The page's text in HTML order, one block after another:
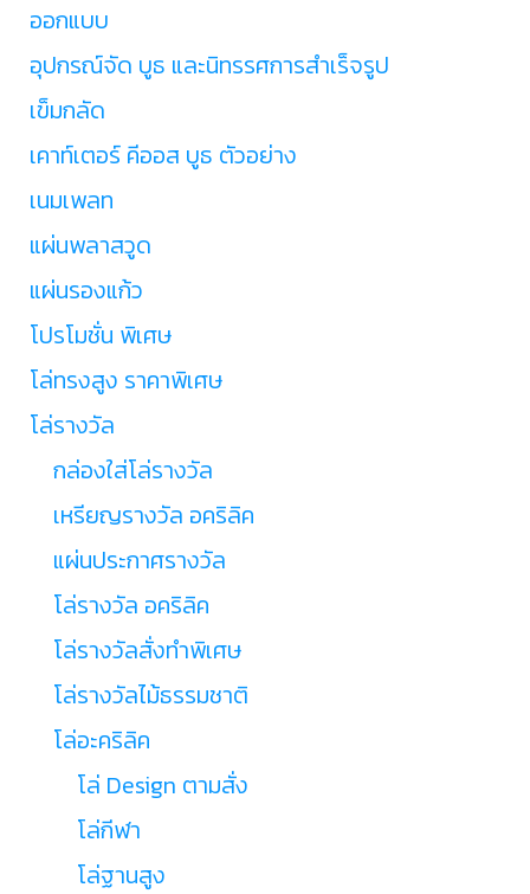
ออกแบบ
อุปกรณ์จัด บูธ และนิทรรศการสำเร็จรูป
เข็มกลัด
เคาท์เตอร์ คีออส บูธ ตัวอย่าง
เนมเพลท
แผ่นพลาสวูด
แผ่นรองแก้ว
โปรโมชั่น พิเศษ
โล่ทรงสูง ราคาพิเศษ
โล่รางวัล
กล่องใส่โล่รางวัล
เหรียญรางวัล อคริลิค
แผ่นประกาศรางวัล
โล่รางวัล อคริลิค
โล่รางวัลสั่งทำพิเศษ
โล่รางวัลไม้ธรรมชาติ
โล่อะคริลิค
โล่ Design ตามสั่ง
โล่กีฬา
โล่ฐานสูง